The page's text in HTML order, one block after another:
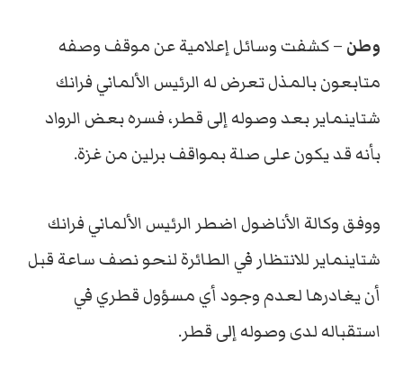
وطن – كشفت وسائل إعلامية عن موقف وصفه
متابعون بالمذل تعرض له الرئيس الألماني فرانك
شتاينماير بعد وصوله إلى قطر، فسره بعض الرواد
بأنه قد يكون على صلة بمواقف برلين من غزة.
ووفق وكالة الأناضول اضطر الرئيس الألماني فرانك
شتاينماير للانتظار في الطائرة لنحو نصف ساعة قبل
أن يغادرها لعدم وجود أي مسؤول قطري في
استقباله لدى وصوله إلى قطر.